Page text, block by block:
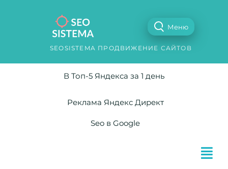
Меню
SEOSISTEMA ПРОДВИЖЕНИЕ САЙТОВ
В Топ-5 Яндекса за 1 день
Реклама Яндекс Директ
Seo в Google